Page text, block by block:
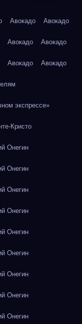
Авокадо Авокадо
Авокадо Авокадо
Авокадо Авокадо
экспрессе»
Кристо
Онегин
Онегин
Онегин
Онегин
Онегин
Онегин
Онегин
Онегин
Онегин